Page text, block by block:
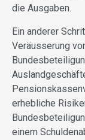
die Ausgaben.
Ein anderer
Veräusserung
erhebliche
einem